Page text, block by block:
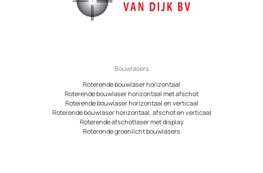
Bouwlasers
Roterende bouwlaser horizontaal
Roterende bouwlaser horizontaal met afschot
Roterende bouwlaser horizontaal en verticaal
Roterende bouwlaser horizontaal, afschot en verticaal
Roterende afschotlaser met display
Roterende groenlicht bouwlasers